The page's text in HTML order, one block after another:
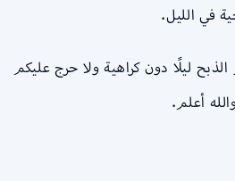
في الليل.
ليلًا دون كراهية ولا حرج عليكم
أعلم.